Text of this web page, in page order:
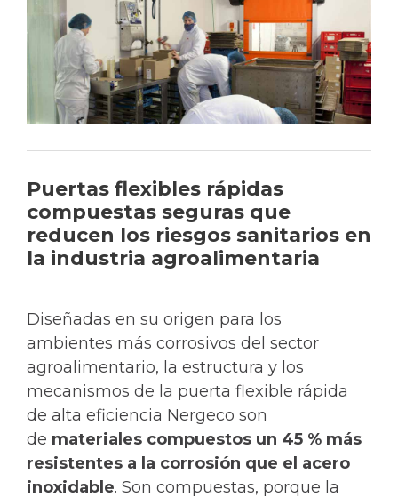
Puertas flexibles rápidas
compuestas seguras que
reducen los riesgos sanitarios en
la industria agroalimentaria
Diseñadas en su origen para los
ambientes más corrosivos del sector
agroalimentario, la estructura y los
mecanismos de la puerta flexible rápida
de alta eficiencia Nergeco son
de materiales compuestos un 45 % más
resistentes a la corrosión que el acero
inoxidable. Son compuestas, porque la